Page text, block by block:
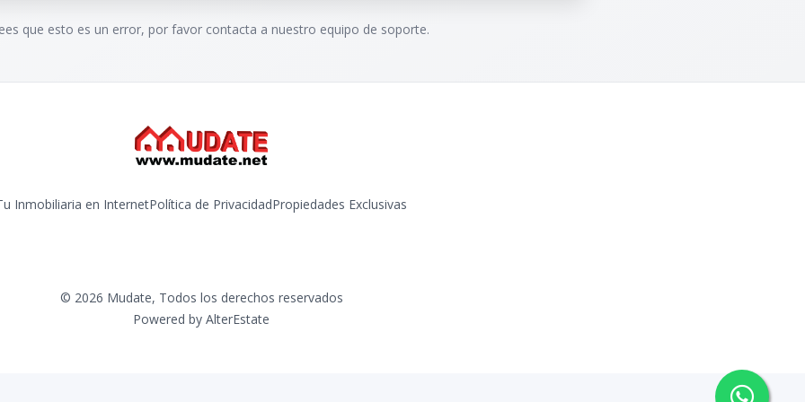
que esto es un error, por favor contacta a nuestro equipo de soporte.
Inmobiliaria en InternetPolítica de PrivacidadPropiedades Exclusivas
© 2026 Mudate, Todos los derechos reservados
Powered by AlterEstate